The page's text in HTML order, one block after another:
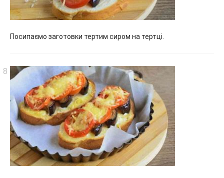
Посипаємо заготовки тертим сиром на тертці.